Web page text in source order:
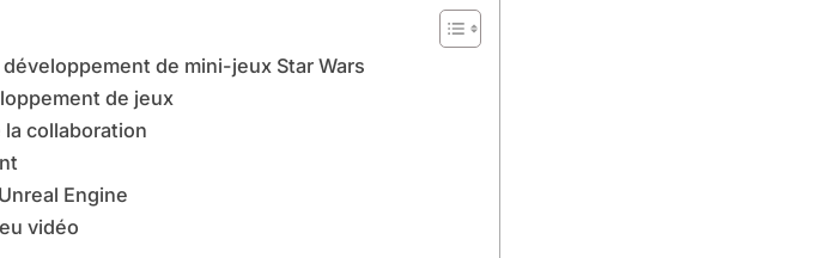
de mini-jeux Star Wars
de jeux
la collaboration
Engine
vidéo